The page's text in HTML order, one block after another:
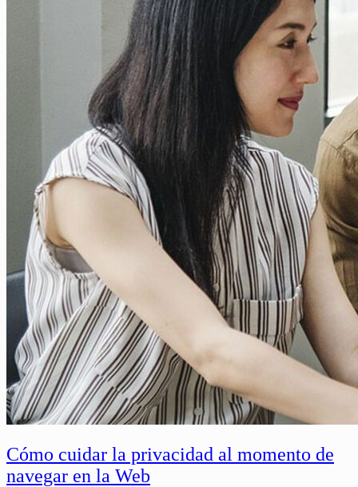
Cómo cuidar la privacidad al momento de
navegar en la Web